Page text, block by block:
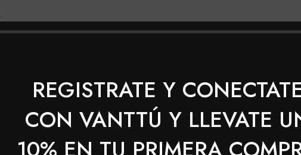
REGISTRATE Y
CON VANTTÚ Y LLEVATE
con la crema reveladora (10, 20, 30, 40), según el tono
limpia sobre todo tu cabello, con la técnica que te haya